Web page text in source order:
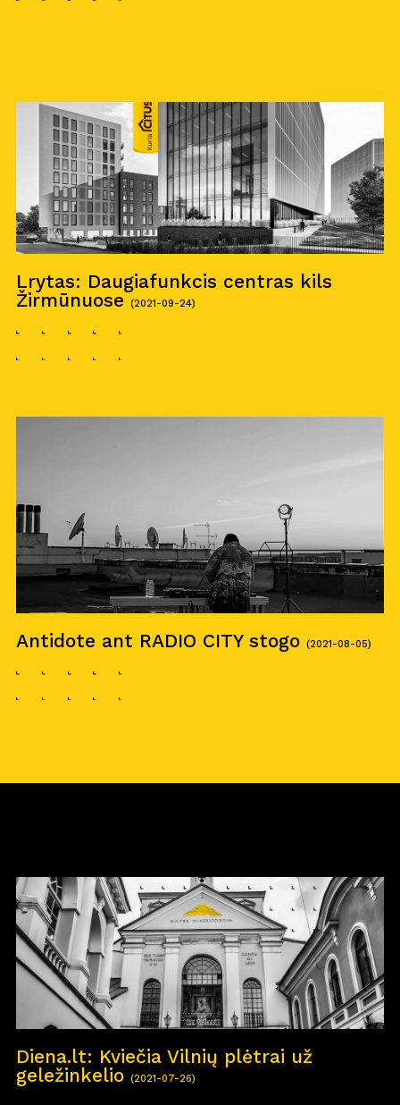
Lrytas: Daugiafunkcis centras kils
Žirmūnuose(2021-09-24)
Antidote ant RADIO CITY stogo (2021-08-05)
Diena.lt: Kviečia Vilnių plėtrai už
geležinkelio (2021-07-26)